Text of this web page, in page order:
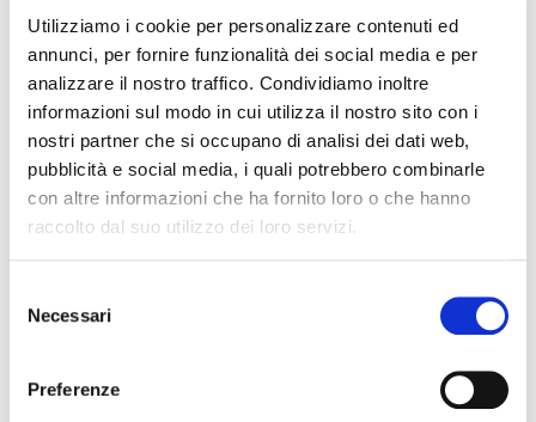
Utilizziamo i cookie per personalizzare contenuti ed
annunci, per fornire funzionalità dei social media e per
analizzare il nostro traffico. Condividiamo inoltre
informazioni sul modo in cui utilizza il nostro sito con i
nostri partner che si occupano di analisi dei dati web,
pubblicità e social media, i quali potrebbero combinarle
con altre informazioni che ha fornito loro o che hanno
raccolto dal suo utilizzo dei loro servizi.
delNecessari
Preferenze
VILLA SIMONE – Monte Porzio Catone (Rm)
Frascati Superiore Villa dei Preti 2021
Lazio Igt Malvasia 2020
Lazio Igt Cesanese 2020
Per garantire il miglior afflusso dei partecipanti ed un